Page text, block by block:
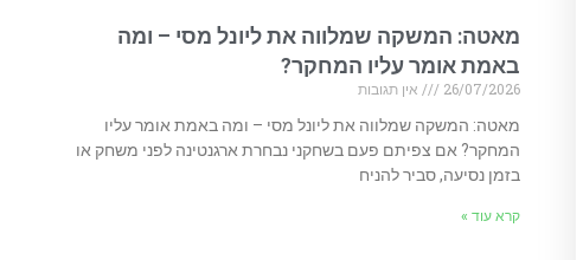
מאטה: המשקה שמלווה את ליונל מסי – ומה
באמת אומר עליו המחקר?
26/07/2026
אין תגובות
מאטה: המשקה שמלווה את ליונל מסי – ומה באמת אומר עליו
המחקר? אם צפיתם פעם בשחקני נבחרת ארגנטינה לפני משחק או
בזמן נסיעה, סביר להניח
קרא עוד »